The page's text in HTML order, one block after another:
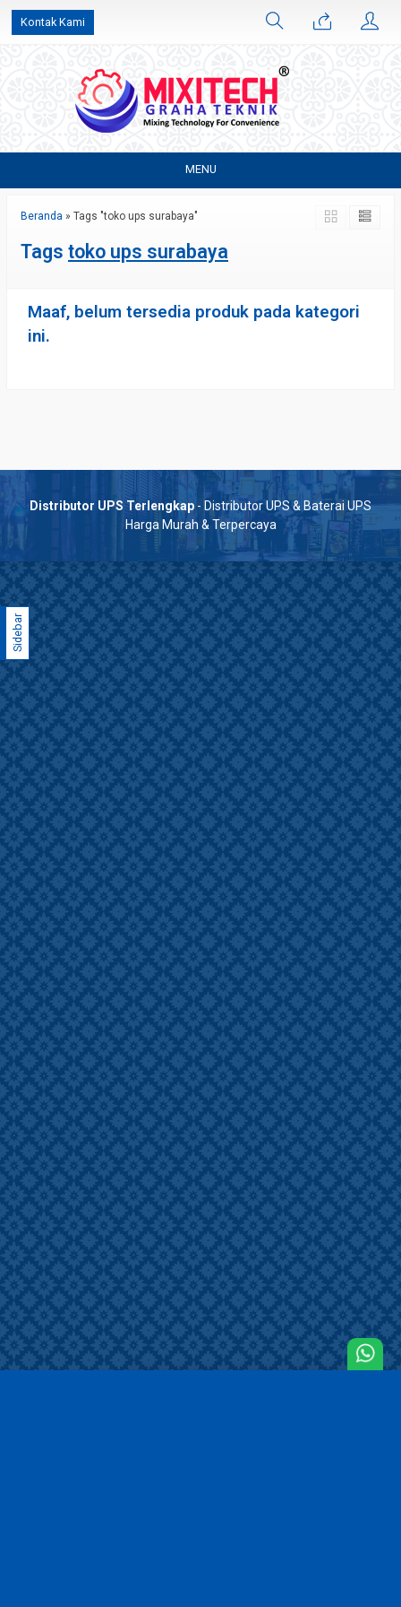
Kontak Kami
MENU
Beranda » Tags "toko ups surabaya"
Tags toko ups surabaya
Maaf, belum tersedia produk pada kategori
ini.
Sidebar
Distributor UPS Terlengkap - Distributor UPS & Baterai UPS
Harga Murah & Terpercaya